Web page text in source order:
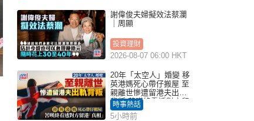
謝偉俊夫婦擬效法蔡瀾
｜周顯
投資理財
2026-08-07 06:00 HKT
20年「太空人」婚變 移
英港媽死心帶仔搬屋 至
親離世慘遭留港夫出軌
背叛 苦嘆終看透對方留
港「真相」｜Juicy叮
時事熱話
5小時前